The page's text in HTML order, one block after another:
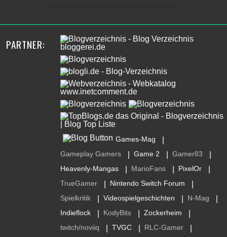
PARTNER:
Games-Mag
Gameplay Gamers Game 2 Gamer83
Heavenly-Mangas MarioFans PixelOr
TrueGamer Nintendo Switch Forum
Spielkritik Videospielgeschichten N-Mag
Indieflock KodyBits Zockerheim
twitch/noviiq TVGC RLC-Gamer